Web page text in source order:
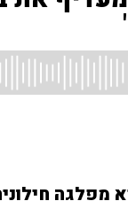
מפלגה